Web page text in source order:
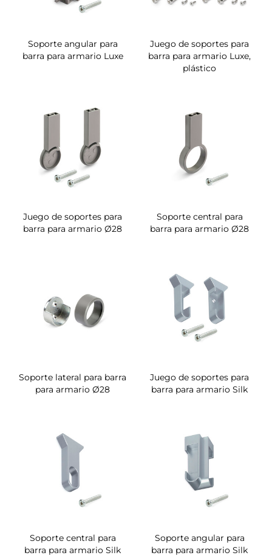
Soporte angular para
barra para armario Luxe
Juego de soportes para
barra para armario Luxe,
plástico
Juego de soportes para
barra para armario Ø28
Soporte central para
barra para armario Ø28
Soporte lateral para barra
para armario Ø28
Juego de soportes para
barra para armario Silk
Soporte central para
barra para armario Silk
Soporte angular para
barra para armario Silk